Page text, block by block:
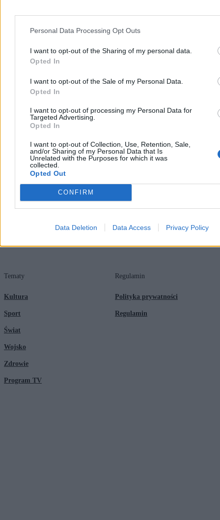
Personal Data Processing Opt Outs
I want to opt-out of the Sharing of my personal data.
Opted In
I want to opt-out of the Sale of my Personal Data.
Opted In
I want to opt-out of processing my Personal Data for
Targeted Advertising.
Opted In
I want to opt-out of Collection, Use, Retention, Sale,
and/or Sharing of my Personal Data that Is
Unrelated with the Purposes for which it was
collected.
Opted Out
CONFIRM
Data Deletion Data Access Privacy Policy
mówi o bezpieczeństwie Arktyki
Polacy ocenili występ kadry na igrzyskach. „Idealnego
występu nie ma”
Redakcja
Newsletter
Reklama
Biznes
Kraj
Moto
Tematy
Kultura
Sport
Świat
Wojsko
Zdrowie
Program TV
Regulamin
Polityka prywatności
Regulamin